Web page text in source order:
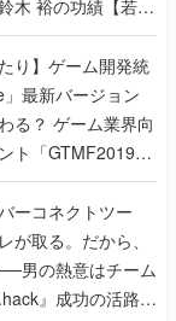
木 裕の功績【若ゲ
り】ゲーム開発統
最新バージョン
る？ ゲーム業界向
ト「GTMF2019」
めよう【PR】
ーコネクトツー
が取る。だから、
男の熱意はチーム
』成功の活路を